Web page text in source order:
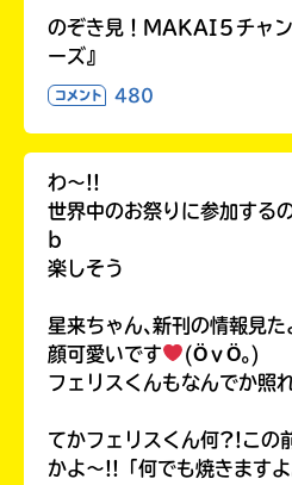
のぞき見！MAKAI５チャ
ーズ』
コメント 480
わ〜!!
世界中のお祭りに参加す
b
楽しそう
星来ちゃん､新刊の情報見
顔可愛いです
(ӦｖӦ｡)
フェリスくんもなんでか照
てかフェリスくん何?!この
かよ〜!!「何でも焼きます